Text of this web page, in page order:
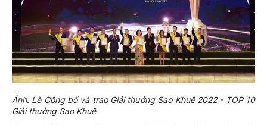
Ảnh: Lễ Công bố và trao Giải thưởng Sao Khuê 2022 - TOP 10
Giải thưởng Sao Khuê